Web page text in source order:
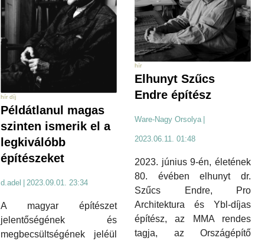
hír díj
Példátlanul magas
szinten ismerik el a
legkiválóbb
építészeket
d.adel | 2023.09.01. 23:34
A magyar építészet
jelentőségének és
megbecsültségének jeléül
hír
Elhunyt Szűcs
Endre építész
Ware-Nagy Orsolya
2023.06.11. 01:48
2023. június 9-én, életének
80. évében elhunyt dr.
Szűcs Endre, Pro
Architektura és Ybl-díjas
építész, az MMA rendes
tagja, az Országépítő